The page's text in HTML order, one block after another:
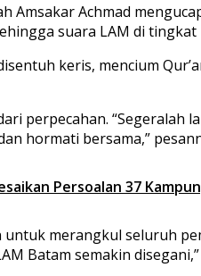
Amsakar Achmad
suara LAM di
keris, mencium
perpecahan.
hormati bersama,”
Persoalan 37
merangkul seluruh
Batam semakin